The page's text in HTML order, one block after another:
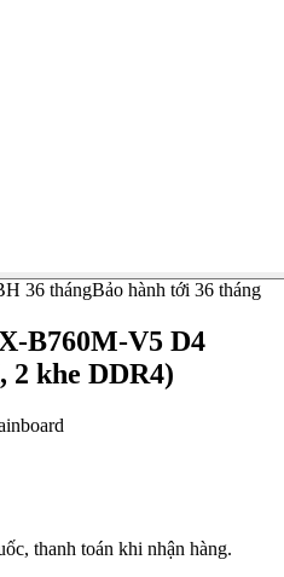
36 thángBảo hành tới 36 tháng
B760M-V5 D4
2 khe DDR4)
thanh toán khi nhận hàng.